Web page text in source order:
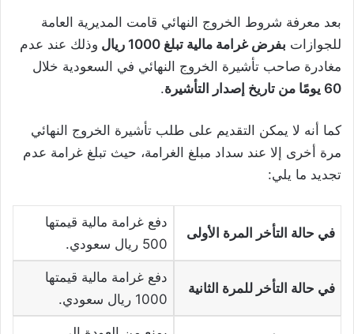
بعد معرفة شروط الخروج النهائي قامت المديرية العامة
للجوازات بفرض غرامة مالية تبلغ 1000 ريال
وذلك عند عدم
مغادرة صاحب تأشيرة الخروج النهائي في السعودية خلال
60 يومًا من تاريخ إصدار التأشيرة
.
كما أنه لا يمكن التقديم على طلب تأشيرة الخروج النهائي
مرة أخرى إلا عند سداد مبلغ الغرامة، حيث تبلغ غرامة عدم
تجديد ما يلي:
في حالة التأخر المرة الأولى
دفع غرامة مالية قيمتها
500 ريال سعودي.
في حالة التأخر للمرة الثانية
دفع غرامة مالية قيمتها
1000 ريال سعودي.